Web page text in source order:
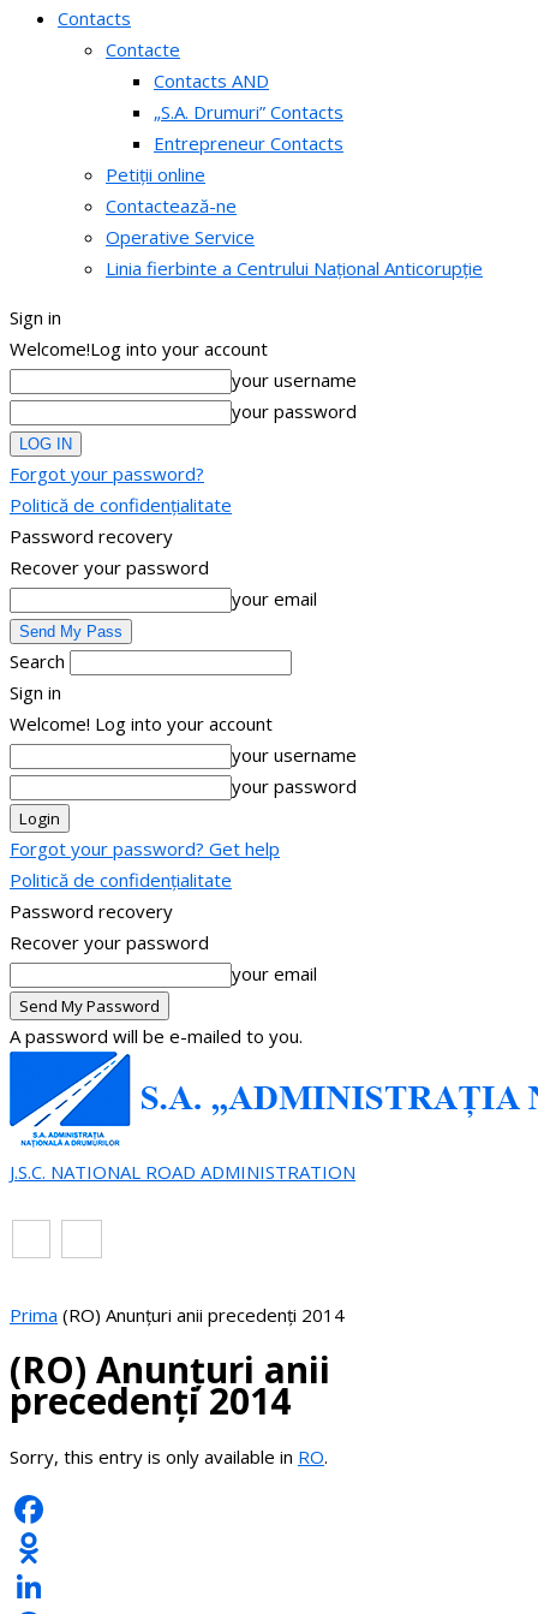
Contacts
Contacte
Contacts AND
„S.A. Drumuri” Contacts
Entrepreneur Contacts
Petiții online
Contactează-ne
Operative Service
Linia fierbinte a Centrului Național Anticorupție
Sign in
Welcome!Log into your account
your username
your password
Forgot your password?
Politică de confidențialitate
Password recovery
Recover your password
your email
Search
Sign in
Welcome! Log into your account
your username
your password
Forgot your password? Get help
Politică de confidențialitate
Password recovery
Recover your password
your email
A password will be e-mailed to you.
J.S.C. NATIONAL ROAD ADMINISTRATION
Prima (RO) Anunțuri anii precedenți 2014
(RO) Anunțuri anii
precedenți 2014
Sorry, this entry is only available in RO.
Facebook
Odnoklassniki